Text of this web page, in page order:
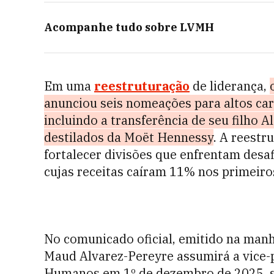
Acompanhe tudo sobre LVMH
Em uma reestruturação de liderança,
anunciou seis nomeações para altos
incluindo a transferência de seu filho
destilados da Moët Hennessy. A
fortalecer divisões que enfrentam
cujas receitas caíram 11% nos
No comunicado oficial, emitido na
Maud Alvarez-Pereyre assumirá a